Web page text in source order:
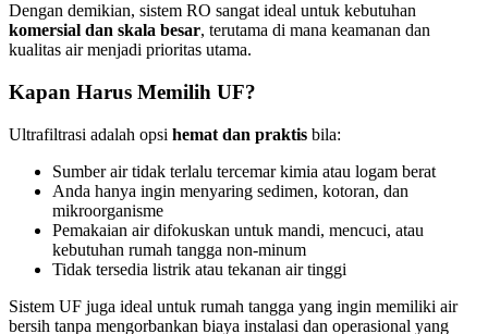
Dengan demikian, sistem RO sangat ideal untuk kebutuhan
komersial dan skala besar, terutama di mana keamanan dan
kualitas air menjadi prioritas utama.
Kapan Harus Memilih UF?
Ultrafiltrasi adalah opsi hemat dan praktis bila:
Sumber air tidak terlalu tercemar kimia atau logam berat
Anda hanya ingin menyaring sedimen, kotoran, dan
mikroorganisme
Pemakaian air difokuskan untuk mandi, mencuci, atau
kebutuhan rumah tangga non-minum
Tidak tersedia listrik atau tekanan air tinggi
Sistem UF juga ideal untuk rumah tangga yang ingin memiliki air
bersih tanpa mengorbankan biaya instalasi dan operasional yang